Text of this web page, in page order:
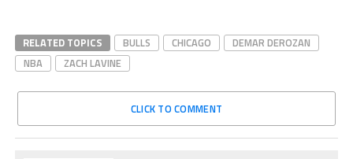
RELATED TOPICS BULLS CHICAGO
DEMAR DEROZAN
NBA
ZACH LAVINE
CLICK TO COMMENT